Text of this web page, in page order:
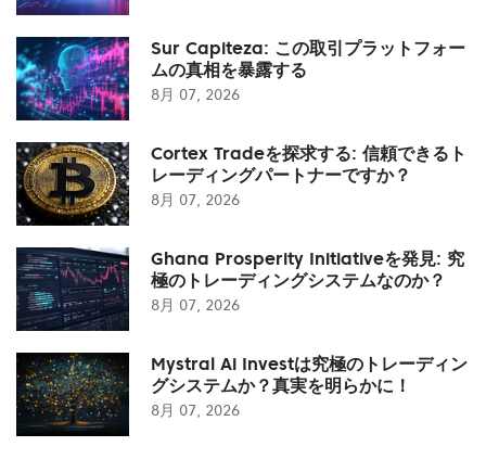
Sur Capiteza: この取引プラットフォー
ムの真相を暴露する
8月 07, 2026
Cortex Tradeを探求する: 信頼できるト
レーディングパートナーですか？
8月 07, 2026
Ghana Prosperity Initiativeを発見: 究
極のトレーディングシステムなのか？
8月 07, 2026
Mystral Ai Investは究極のトレーディン
グシステムか？真実を明らかに！
8月 07, 2026